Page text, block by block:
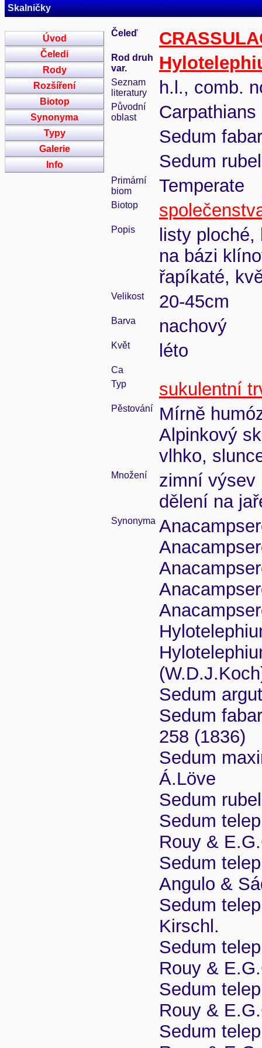
Skalničky
Úvod
Čeledi
Rody
Rozšíření
Biotop
Synonyma
Typy
Galerie
Info
Čeleď
Rod druh
var.
Seznam
literatury
h.l., comb.
Původní
oblast
Carpathians
Sedum
Sedum
Primární
biom
Temperate
Biotop
Popis
listy
na bázi
řapíkaté,
Velikost 20-45cm
Barva nachový
Květ léto
Ca
Typ
sukulentní
Pěstování
Mírně
Alpinkový
vlhko,
Množení
zimní výsev
dělení na
Synonyma
Sedum
Sedum
258 (1836)
Sedum
Á.Löve
Sedum
Sedum
Rouy &
Sedum
Angulo &
Sedum
Kirschl.
Sedum
Rouy &
Sedum
Rouy &
Sedum